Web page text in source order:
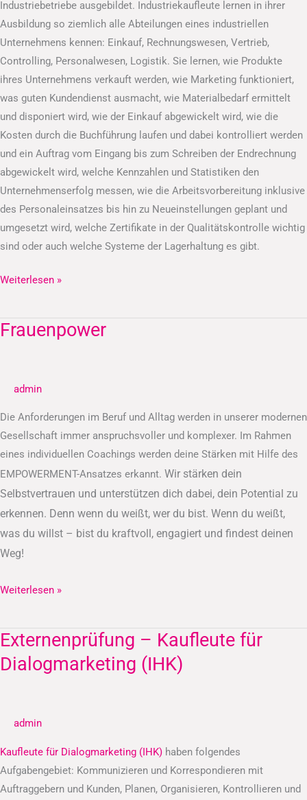
Industriebetriebe ausgebildet. Industriekaufleute lernen in ihrer
Ausbildung so ziemlich alle Abteilungen eines industriellen
Unternehmens kennen: Einkauf, Rechnungswesen, Vertrieb,
Controlling, Personalwesen, Logistik. Sie lernen, wie Produkte
ihres Unternehmens verkauft werden, wie Marketing funktioniert,
was guten Kundendienst ausmacht, wie Materialbedarf ermittelt
und disponiert wird, wie der Einkauf abgewickelt wird, wie die
Kosten durch die Buchführung laufen und dabei kontrolliert werden
und ein Auftrag vom Eingang bis zum Schreiben der Endrechnung
abgewickelt wird, welche Kennzahlen und Statistiken den
Unternehmenserfolg messen, wie die Arbeitsvorbereitung inklusive
des Personaleinsatzes bis hin zu Neueinstellungen geplant und
umgesetzt wird, welche Zertifikate in der Qualitätskontrolle wichtig
sind oder auch welche Systeme der Lagerhaltung es gibt.
Weiterlesen »
Frauenpower
admin
Die Anforderungen im Beruf und Alltag werden in unserer modernen
Gesellschaft immer anspruchsvoller und komplexer. Im Rahmen
eines individuellen Coachings werden deine Stärken mit Hilfe des
EMPOWERMENT-Ansatzes erkannt. Wir stärken dein
Selbstvertrauen und unterstützen dich dabei, dein Potential zu
erkennen. Denn wenn du weißt, wer du bist. Wenn du weißt,
was du willst – bist du kraftvoll, engagiert und findest deinen
Weg!
Frauenpower
Weiterlesen »
Externenprüfung – Kaufleute für
Dialogmarketing (IHK)
admin
Kaufleute für Dialogmarketing (IHK) haben folgendes
Aufgabengebiet: Kommunizieren und Korrespondieren mit
Auftraggebern und Kunden, Planen, Organisieren, Kontrollieren und
Externenprüfung
–
Kaufleute
(IHK)